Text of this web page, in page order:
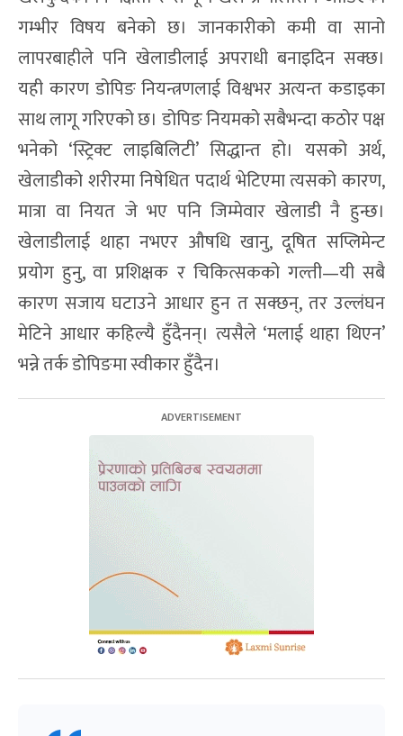
गम्भीर विषय बनेको छ। जानकारीको कमी वा सानो
लापरबाहीले पनि खेलाडीलाई अपराधी बनाइदिन सक्छ।
यही कारण डोपिङ नियन्त्रणलाई विश्वभर अत्यन्त कडाइका
साथ लागू गरिएको छ। डोपिङ नियमको सबैभन्दा कठोर पक्ष
भनेको ‘स्ट्रिक्ट लाइबिलिटी’ सिद्धान्त हो। यसको अर्थ,
खेलाडीको शरीरमा निषेधित पदार्थ भेटिएमा त्यसको कारण,
मात्रा वा नियत जे भए पनि जिम्मेवार खेलाडी नै हुन्छ।
खेलाडीलाई थाहा नभएर औषधि खानु, दूषित सप्लिमेन्ट
प्रयोग हुनु, वा प्रशिक्षक र चिकित्सकको गल्ती—यी सबै
कारण सजाय घटाउने आधार हुन त सक्छन्, तर उल्लंघन
मेटिने आधार कहिल्यै हुँदैनन्। त्यसैले ‘मलाई थाहा थिएन’
भन्ने तर्क डोपिङमा स्वीकार हुँदैन।